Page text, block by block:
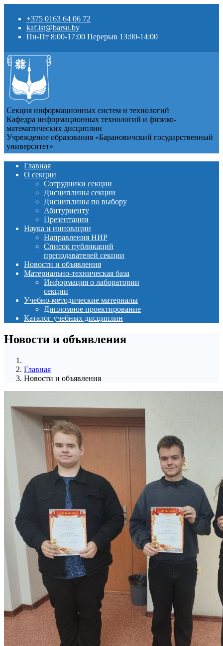
+375 0163 64 06 72
kaf.ist@barsu.by
Пн-Пт 8:00-17:00 Перерыв 13:00-14:00
Секция информационных систем и технологий
Кафедра информационных технологий и физико-
математических дисциплин
Учреждение образования «Барановичский государственный
университет»
Главная
О секции
Сотрудники секции
Дисциплины секции
Дисциплины по выбору
Абитуриенту
Презентации
Наука и инновации
Направления НИР
Список публикаций
преподавателей секции
Новости и объявления
Материально-техническая база
Информация о лаборатории
секции
Учебно-методические материалы
Дипломное проектирование
Каталог учебных дисциплин
Новости и объявления
Главная
Новости и объявления